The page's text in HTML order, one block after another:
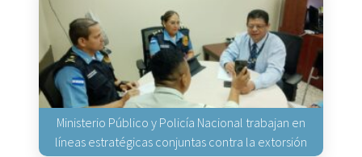
Ministerio Público y Policía Nacional trabajan en
líneas estratégicas conjuntas contra la extorsión